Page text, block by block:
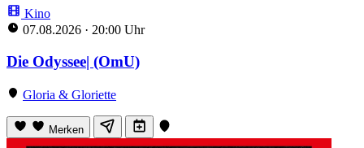
Kino
07.08.2026 · 20:00 Uhr
Die Odyssee| (OmU)
Gloria & Gloriette
Merken